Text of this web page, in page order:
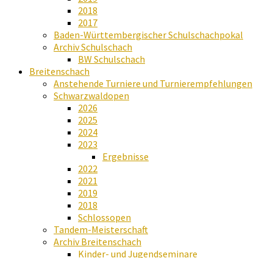
2018
2017
Baden-Württembergischer Schulschachpokal
Archiv Schulschach
BW Schulschach
Breitenschach
Anstehende Turniere und Turnierempfehlungen
Schwarzwaldopen
2026
2025
2024
2023
Ergebnisse
2022
2021
2019
2018
Schlossopen
Tandem-Meisterschaft
Archiv Breitenschach
Kinder- und Jugendseminare